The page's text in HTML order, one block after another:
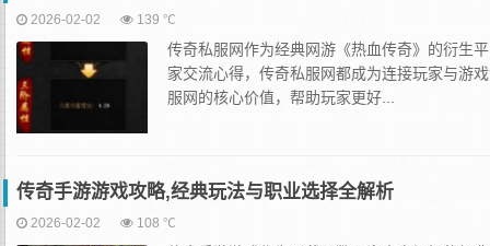
2026-02-02 139 ℃
传奇私服网作为经典网游《热血传奇》的衍生
家交流心得，传奇私服网都成为连接玩家与游
服网的核心价值，帮助玩家更好...
传奇手游游戏攻略,经典玩法与职业选择全解析
2026-02-02 108 ℃